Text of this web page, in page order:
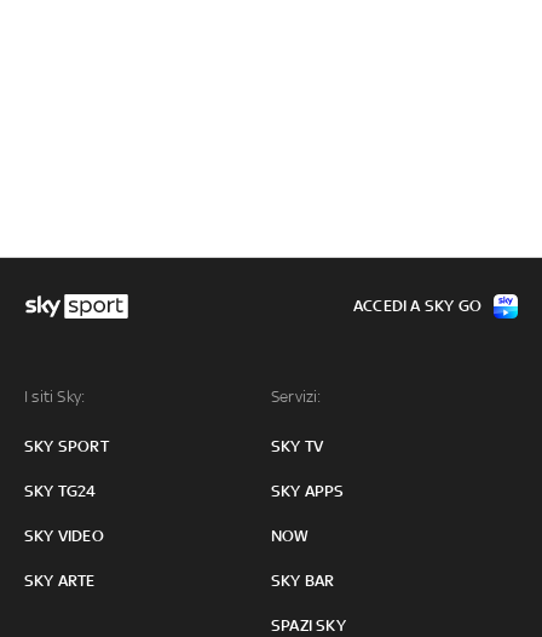
I siti Sky:
SKY SPORT
SKY TG24
SKY VIDEO
SKY ARTE
Servizi:
SKY TV
SKY APPS
NOW
SKY BAR
SPAZI SKY
ACCEDI A SKY GO